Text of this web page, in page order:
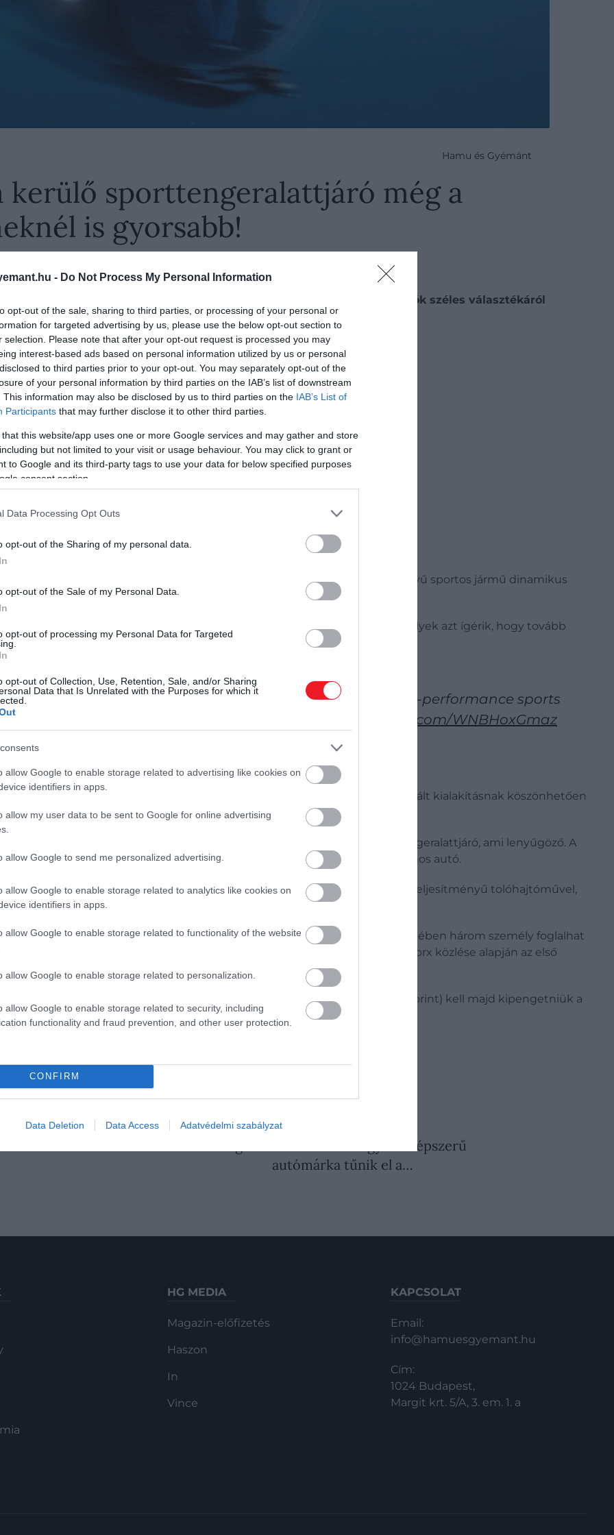
- Do Not Process My Personal Information
opt-out of the sale, sharing to third parties, or processing of your personal or
for targeted advertising by us, please use the below opt-out section to
selection. Please note that after your opt-out request is processed you may
interest-based ads based on personal information utilized by us or personal
to third parties prior to your opt-out. You may separately opt-out of the
of your personal information by third parties on the IAB’s list of downstream
This information may also be disclosed by us to third parties on the IAB’s List of
Participants that may further disclose it to other third parties.
that this website/app uses one or more Google services and may gather and store
but not limited to your visit or usage behaviour. You may click to grant or
to Google and its third-party tags to use your data for below specified purposes
consent section.
Data Processing Opt Outs
opt-out of the Sharing of my personal data.
opt-out of the Sale of my Personal Data.
opt-out of processing my Personal Data for Targeted
opt-out of Collection, Use, Retention, Sale, and/or Sharing
Data that Is Unrelated with the Purposes for which it
allow Google to enable storage related to advertising like cookies on
identifiers in apps.
allow my user data to be sent to Google for online advertising
allow Google to send me personalized advertising.
allow Google to enable storage related to analytics like cookies on
identifiers in apps.
allow Google to enable storage related to functionality of the website
allow Google to enable storage related to personalization.
allow Google to enable storage related to security, including
functionality and fraud prevention, and other user protection.
CONFIRM
Data Deletion Data Access Adatvédelmi szabályzat
Hamu és Gyémánt
kerülő sporttengeralattjáró még a
is gyorsabb!
kutatásra, jachtokra és turisztikai célokra szánt tengeralattjárók széles választékáról
oldalunkat preferált forrásként a Google Keresőben
és legjobban manőverezhető tengeralattjáróját. A nagyteljesítményű sportos jármű dinamikus
áramlatokkal.
modellről a tervezésen végrehajtott frissítésekkel kapcsolatban, amelyek azt ígérik, hogy tovább
teljesítményét.
competition, U-boat Worx’s $5.8 million Super Sub high-performance sports
a bottlenose dolphin-
pic.twitter.com/WNBHoxGmaz
tengeralattjáró, amelyet a világ valaha látott. Az optimalizált kialakításnak köszönhetően
végsebessége 10 csomóra (kb. 18,5 km/órás sebességre) emelkedett.
delfin csúcssebessége és 7 csomóval gyorsabb, mint egy átlagos tengeralattjáró, ami lenyűgöző. A
ugyanolyan hatékony áramlási dinamikával rendelkezik, mint egy elektromos autó.
a kategóriájában legjobb meghajtási rendszerrel rendelkezik, négy nagy teljesítményű tolóhajtóművel,
és 300 méteres mélységig képes merülni. A buborék alakú pilótafülkében három személy foglalhat
a tervek szerint 2023 tavaszán kerül tengeri tesztelésre, és az U-Boat Worx közlése alapján az első
kerülni, a potenciális vevőknek várhatóan 5,8 millió dollárt (kb. 2 milliárd forint) kell majd kipengetniük a
a Forma-1
Alig maradt belőlük: 3 egykor népszerű
autómárka tűnik el a…
HG MEDIA
Magazin-előfizetés
Haszon
In
Vince
KAPCSOLAT
Email:
info@hamuesgyemant.hu
Cím:
1024 Budapest,
Margit krt. 5/A, 3. em. 1. a